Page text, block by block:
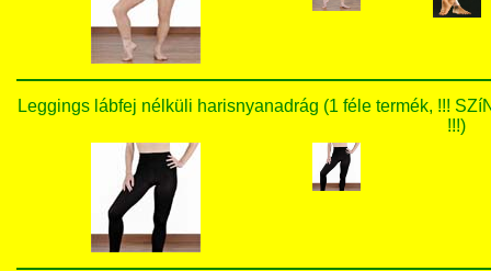
Leggings lábfej nélküli harisnyanadrág (1 féle termék, !!!
!!!)